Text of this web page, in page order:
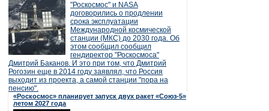
"Роскосмос" и NASA
договорились о продлении
срока эксплуатации
Международной космической
станции (МКС) до 2030 года. Об
этом сообщил сообщил
гендиректор "Роскосмоса"
Дмитрий Баканов. И это при том, что Дмитрий
Рогозин еще в 2014 году заявлял, что Россия
выходит из проекта, а самой станции "пора на
пенсию".
«Роскосмос» планирует запуск двух ракет «Союз-5»
летом 2027 года